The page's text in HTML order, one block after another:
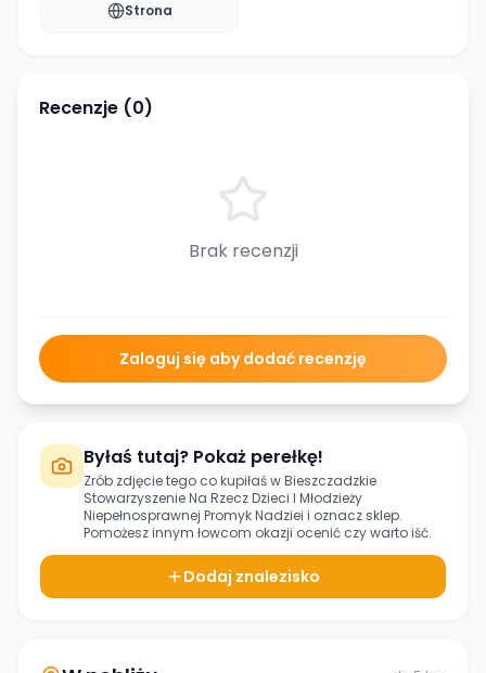
Strona
Recenzje (0)
Brak recenzji
Zaloguj się aby dodać recenzję
Byłaś tutaj? Pokaż perełkę!
Zrób zdjęcie tego co kupiłaś wBieszczadzkie
Stowarzyszenie Na Rzecz Dzieci I Młodzieży
Niepełnosprawnej Promyk Nadziei i oznacz sklep.
Pomożesz innym łowcom okazji ocenić czy warto iść.
Dodaj znalezisko